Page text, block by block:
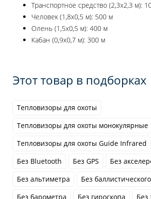
Транспортное средство (2,3x2,3 м):
Человек (1,8x0,5 м): 500 м
Олень (1,5x0,5 м): 400 м
Кабан (0,9x0,7 м): 300 м
Этот товар в подборках
Тепловизоры для охоты
Тепловизоры для охоты монокулярные
Тепловизоры для охоты Guide Infrared
Без Bluetooth
Без GPS
Без
Без альтиметра
Без
Без барометра
Без гироскопа
Без